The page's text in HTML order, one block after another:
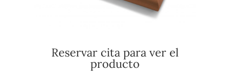
Reservar cita para ver el
producto